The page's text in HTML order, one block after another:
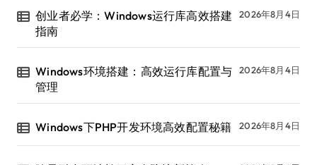
创业者必学：Windows运行库高效搭建
指南
2026年8月4日
Windows环境搭建：高效运行库配置与
管理
2026年8月4日
Windows下PHP开发环境高效配置秘籍 2026年8月4日